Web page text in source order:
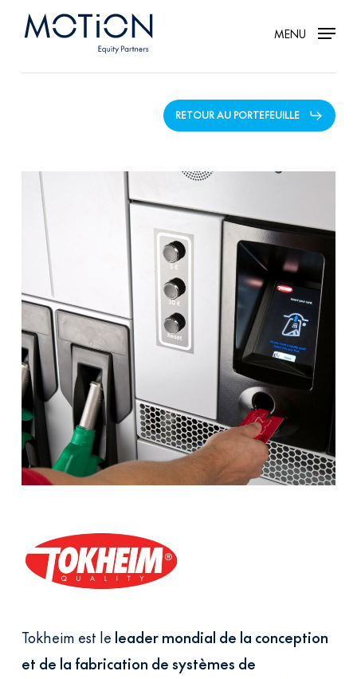
MENU
Tokheim est le leader mondial de la conception
et de la fabrication de systèmes de
RETOUR AU PORTEFEUILLE